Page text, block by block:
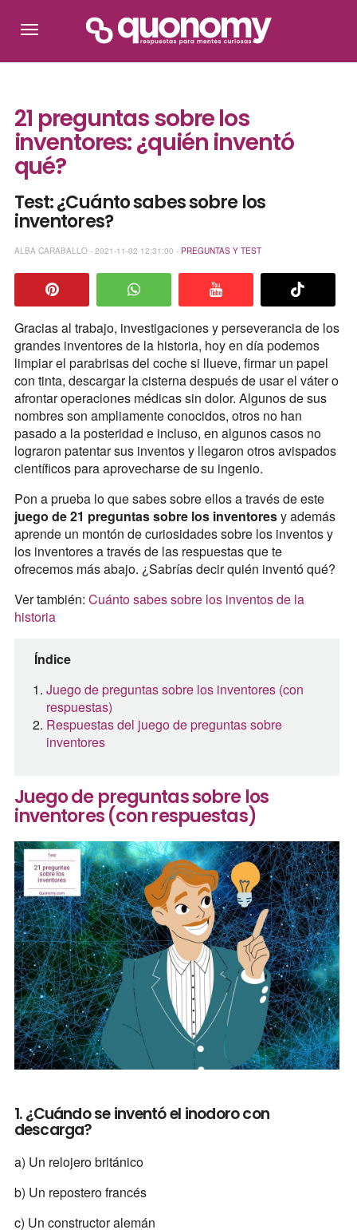
21 preguntas sobre los
inventores: ¿quién inventó
qué?
Test: ¿Cuánto sabes sobre los
inventores?
ALBA CARABALLO - 2021-11-02 12:31:00 - PREGUNTAS Y TEST
Gracias al trabajo, investigaciones y perseverancia de los
grandes inventores de la historia, hoy en día podemos
limpiar el parabrisas del coche si llueve, firmar un papel
con tinta, descargar la cisterna después de usar el váter o
afrontar operaciones médicas sin dolor. Algunos de sus
nombres son ampliamente conocidos, otros no han
pasado a la posteridad e incluso, en algunos casos no
lograron patentar sus inventos y llegaron otros avispados
científicos para aprovecharse de su ingenio.
Pon a prueba lo que sabes sobre ellos a través de este
juego de 21 preguntas sobre los inventoresy además
aprende un montón de curiosidades sobre los inventos y
los inventores a través de las respuestas que te
ofrecemos más abajo. ¿Sabrías decir quién inventó qué?
Ver también: Cuánto sabes sobre los inventos de la
historia
Índice
Juego de preguntas sobre los inventores (con
respuestas)
Respuestas del juego de preguntas sobre
inventores
Juego de preguntas sobre los
inventores (con respuestas)
1. ¿Cuándo se inventó el inodoro con
descarga?
a) Un relojero británico
b) Un repostero francés
c) Un constructor alemán